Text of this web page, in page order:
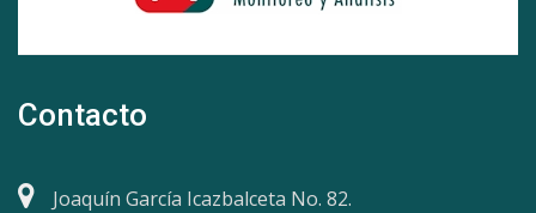
Contacto
Joaquín García Icazbalceta No. 82.